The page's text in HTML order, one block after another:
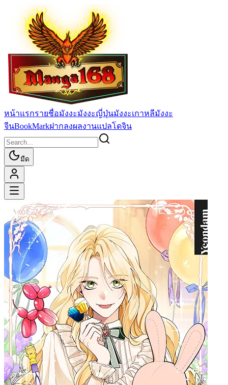
หน้าแรกรายชื่อมังงะมังงะญี่ปุ่นมังงะเกาหลีมังงะ
จีนBookMarkฝากลงผลงานแปลโดจิน
มืด